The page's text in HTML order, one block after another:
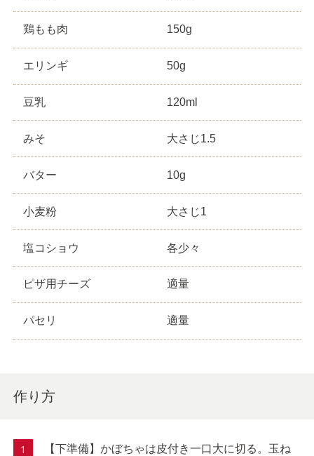
鶏もも肉 150g
エリンギ 50g
豆乳 120ml
みそ 大さじ1.5
バター 10g
小麦粉 大さじ1
塩コショウ 各少々
ピザ用チーズ 適量
パセリ 適量
作り方
【下準備】かぼちゃは皮付き一口大に切る。玉ね